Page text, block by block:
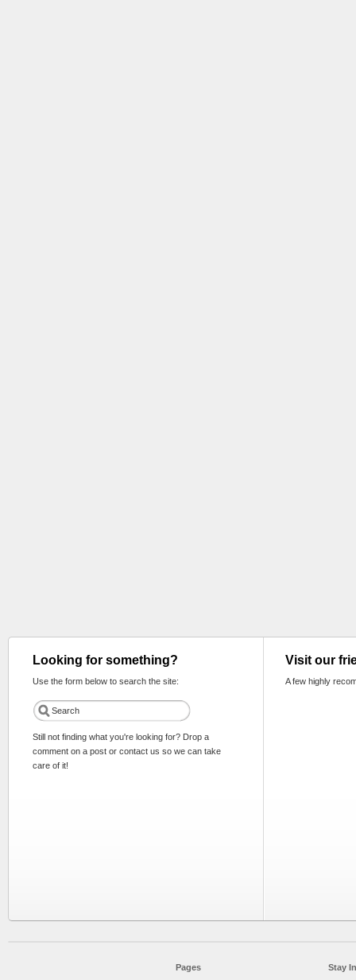
Looking for something?
Use the form below to search the site:
Still not finding what you're looking for? Drop a
comment on a post or contact us so we can take
care of it!
Visit our
A few highly
Pages Stay